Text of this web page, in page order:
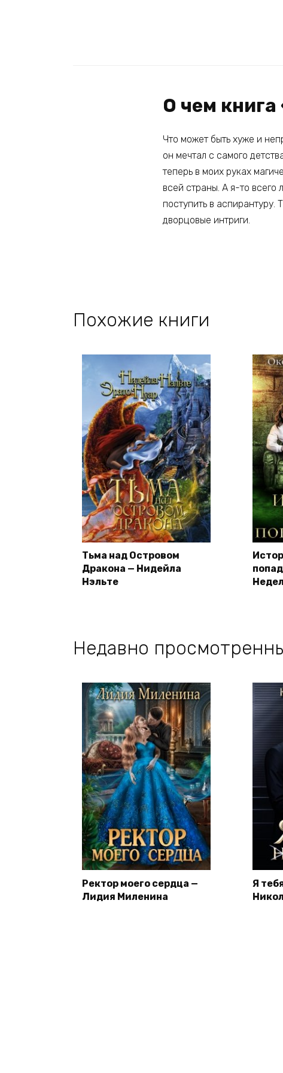
О чем
Что может быть хуже и
он мечтал с самого
теперь в моих руках
всей страны. А я-то всего
поступить в
дворцовые интриги.
Похожие книги
Тьма над Островом
Дракона — Нидейла
Нэльте
Недавно
Ректор моего сердца —
Лидия Миленина
Я